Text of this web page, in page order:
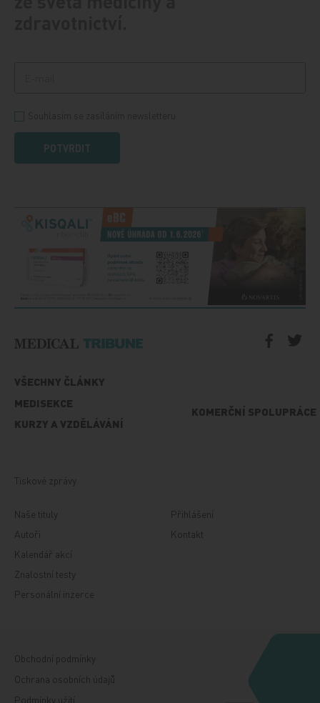
POTVRDIT
VŠECHNY ČLÁNKY
MEDISEKCE
KURZY A VZDĚLÁVÁNÍ
KOMERČNÍ SPOLUPRÁCE
Tiskové zprávy
Naše tituly
Autoři
Kalendář akcí
Znalostní testy
Personální inzerce
Přihlášení
Kontakt
Obchodní podmínky
Ochrana osobních údajů
Podmínky užití